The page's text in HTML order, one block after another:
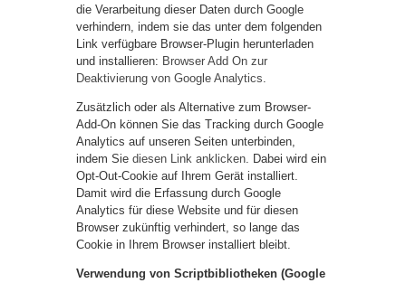
die Verarbeitung dieser Daten durch Google
verhindern, indem sie das unter dem folgenden
Link verfügbare Browser-Plugin herunterladen
und installieren: Browser Add On zur
Deaktivierung von Google Analytics.
Zusätzlich oder als Alternative zum Browser-
Add-On können Sie das Tracking durch Google
Analytics auf unseren Seiten unterbinden,
indem Sie diesen Link anklicken. Dabei wird ein
Opt-Out-Cookie auf Ihrem Gerät installiert.
Damit wird die Erfassung durch Google
Analytics für diese Website und für diesen
Browser zukünftig verhindert, so lange das
Cookie in Ihrem Browser installiert bleibt.
Verwendung von Scriptbibliotheken (Google